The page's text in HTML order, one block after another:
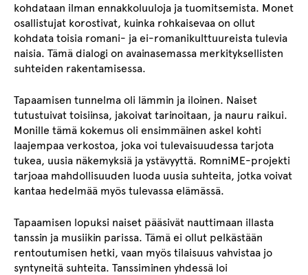
kohdataan ilman ennakkoluuloja ja tuomitsemista. Monet
osallistujat korostivat, kuinka rohkaisevaa on ollut
kohdata toisia romani- ja ei-romanikulttuureista tulevia
naisia. Tämä dialogi on avainasemassa merkityksellisten
suhteiden rakentamisessa.
Tapaamisen tunnelma oli lämmin ja iloinen. Naiset
tutustuivat toisiinsa, jakoivat tarinoitaan, ja nauru raikui.
Monille tämä kokemus oli ensimmäinen askel kohti
laajempaa verkostoa, joka voi tulevaisuudessa tarjota
tukea, uusia näkemyksiä ja ystävyyttä. RomniME-projekti
tarjoaa mahdollisuuden luoda uusia suhteita, jotka voivat
kantaa hedelmää myös tulevassa elämässä.
Tapaamisen lopuksi naiset pääsivät nauttimaan illasta
tanssin ja musiikin parissa. Tämä ei ollut pelkästään
rentoutumisen hetki, vaan myös tilaisuus vahvistaa jo
syntyneitä suhteita. Tanssiminen yhdessä loi